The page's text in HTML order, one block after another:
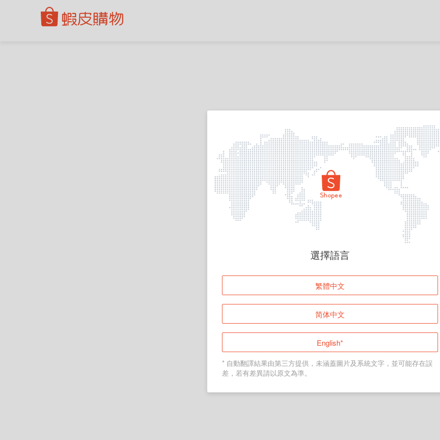
頁面無法顯示
登入
返回首頁
選擇語言
繁體中文
简体中文
English*
* 自動翻譯結果由第三方提供，未涵蓋圖片及系統文字，並可能存在誤
差，若有差異請以原文為準。